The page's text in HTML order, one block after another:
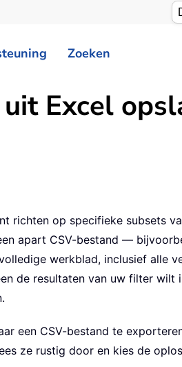
Zoeken
Excel
richten op specifieke subsets
apart CSV-bestand —
werkblad, inclusief alle
de resultaten van uw filter wilt
een CSV-bestand te
ze rustig door en kies de